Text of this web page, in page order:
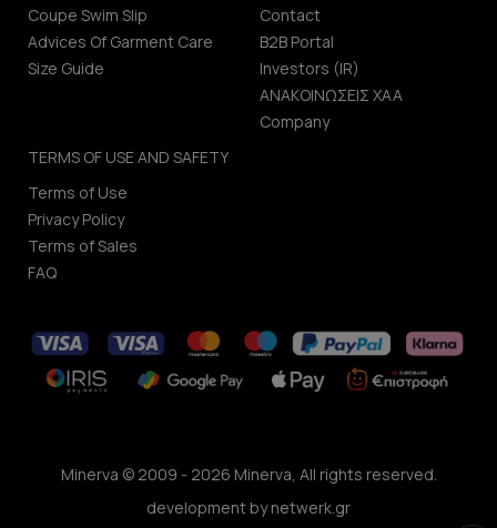
Coupe Swim Slip
Advices Of Garment Care
Size Guide
Contact
B2B Portal
Investors (IR)
ΑΝΑΚΟΙΝΩΣΕΙΣ ΧΑΑ
Company
TERMS OF USE AND SAFETY
Terms of Use
Privacy Policy
Terms of Sales
FAQ
Minerva © 2009 - 2026 Minerva, All rights reserved.
development bynetwerk.gr